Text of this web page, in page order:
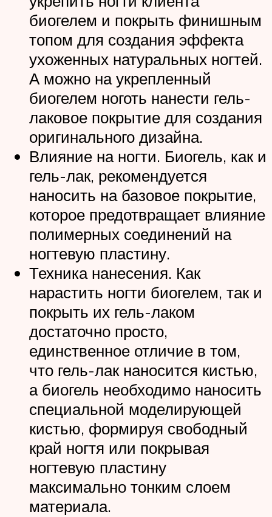
биогелем и покрыть финишным
топом для создания эффекта
ухоженных натуральных ногтей.
А можно на укрепленный
биогелем ноготь нанести гель-
лаковое покрытие для создания
оригинального дизайна.
Влияние на ногти. Биогель, как и
гель-лак, рекомендуется
наносить на базовое покрытие,
которое предотвращает влияние
полимерных соединений на
ногтевую пластину.
Техника нанесения. Как
нарастить ногти биогелем, так и
покрыть их гель-лаком
достаточно просто,
единственное отличие в том,
что гель-лак наносится кистью,
а биогель необходимо наносить
специальной моделирующей
кистью, формируя свободный
край ногтя или покрывая
ногтевую пластину
максимально тонким слоем
материала.